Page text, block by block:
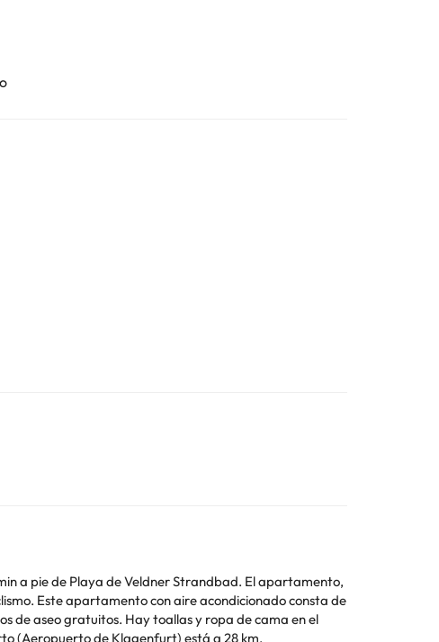
a pie de Playa de Veldner Strandbad. El apartamento,
de
de aseo gratuitos. Hay toallas y ropa de cama en el
(Aeropuerto de Klagenfurt) está a 28 km.